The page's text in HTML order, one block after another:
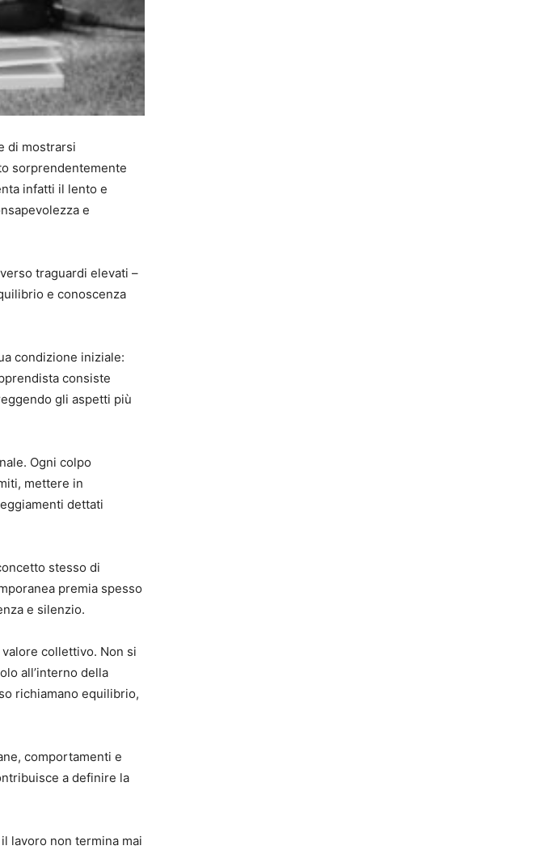
di mostrarsi
sorprendentemente
infatti il lento e
e
traguardi elevati –
e conoscenza
condizione iniziale:
consiste
gli aspetti più
Ogni colpo
mettere in
dettati
stesso di
premia spesso
e silenzio.
collettivo. Non si
all’interno della
richiamano equilibrio,
comportamenti e
a definire la
lavoro non termina mai